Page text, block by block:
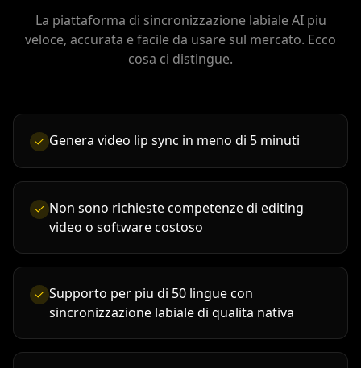
La piattaforma di sincronizzazione labiale AI piu
veloce, accurata e facile da usare sul mercato. Ecco
cosa ci distingue.
Genera video lip sync in meno di 5 minuti
Non sono richieste competenze di editing
video o software costoso
Supporto per piu di 50 lingue con
sincronizzazione labiale di qualita nativa